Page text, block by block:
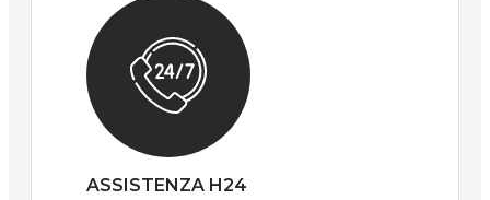
ASSISTENZA H24